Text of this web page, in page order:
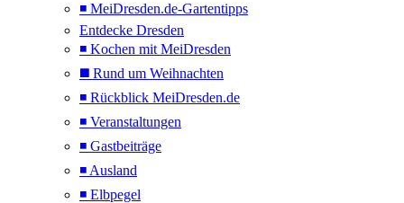
◾ MeiDresden.de-Gartentipps
Entdecke Dresden
◾ Kochen mit MeiDresden
◼️ Rund um Weihnachten
◾ Rückblick MeiDresden.de
◾ Veranstaltungen
◾ Gastbeiträge
◾ Ausland
◾ Elbpegel